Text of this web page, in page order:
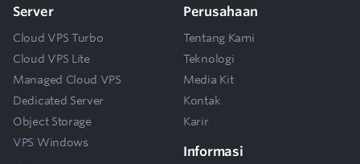
Server
Cloud VPS Turbo
Cloud VPS Lite
Managed Cloud VPS
Dedicated Server
Object Storage
VPS Windows
Perusahaan
Tentang Kami
Teknologi
Media Kit
Kontak
Karir
Informasi